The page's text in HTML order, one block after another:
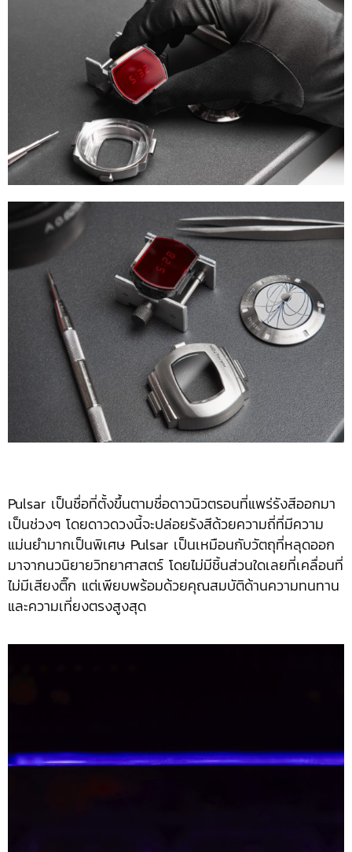
Pulsar เป็นชื่อที่ตั้งขึ้นตามชื่อดาวนิวตรอนที่แพร่รังสีออกมา
เป็นช่วงๆ โดยดาวดวงนี้จะปล่อยรังสีด้วยความถี่ที่มีความ
แม่นยำมากเป็นพิเศษ Pulsar เป็นเหมือนกับวัตถุที่หลุดออก
มาจากนวนิยายวิทยาศาสตร์ โดยไม่มีชิ้นส่วนใดเลยที่เคลื่อนที่
ไม่มีเสียงติ๊ก แต่เพียบพร้อมด้วยคุณสมบัติด้านความทนทาน
และความเที่ยงตรงสูงสุด